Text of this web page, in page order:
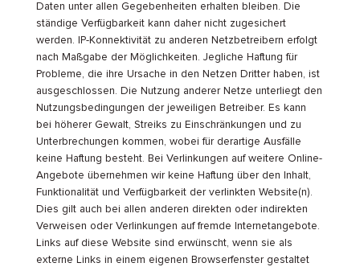
Daten unter allen Gegebenheiten erhalten bleiben. Die
ständige Verfügbarkeit kann daher nicht zugesichert
werden. IP-Konnektivität zu anderen Netzbetreibern erfolgt
nach Maßgabe der Möglichkeiten. Jegliche Haftung für
Probleme, die ihre Ursache in den Netzen Dritter haben, ist
ausgeschlossen. Die Nutzung anderer Netze unterliegt den
Nutzungsbedingungen der jeweiligen Betreiber. Es kann
bei höherer Gewalt, Streiks zu Einschränkungen und zu
Unterbrechungen kommen, wobei für derartige Ausfälle
keine Haftung besteht. Bei Verlinkungen auf weitere Online-
Angebote übernehmen wir keine Haftung über den Inhalt,
Funktionalität und Verfügbarkeit der verlinkten Website(n).
Dies gilt auch bei allen anderen direkten oder indirekten
Verweisen oder Verlinkungen auf fremde Internetangebote.
Links auf diese Website sind erwünscht, wenn sie als
externe Links in einem eigenen Browserfenster gestaltet